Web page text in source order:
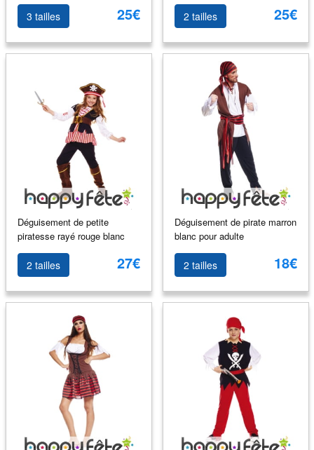
3 tailles 25€ 2 tailles 25€
Déguisement de petite
piratesse rayé rouge blanc
2 tailles 27€
Déguisement de pirate marron
blanc pour adulte
2 tailles 18€